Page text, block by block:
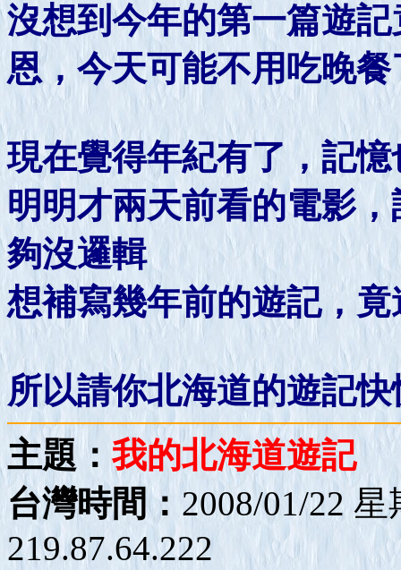
沒想到今年的第一篇遊
恩，今天可能不用吃晚餐
現在覺得年紀有了，記
明明才兩天前看的電影
夠沒邏輯
想補寫幾年前的遊記，
所以請你北海道的遊記
主題：我的北海道遊記
台灣時間： 2008/01/22
219.87.64.222